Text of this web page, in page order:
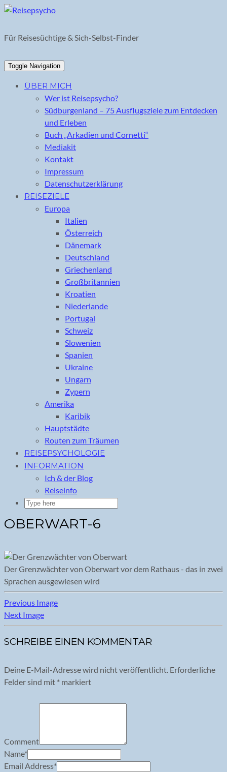
Skip
content
Für Reisesüchtige & Sich-Selbst-Finder
Toggle Navigation
ÜBER MICH
Wer ist Reisepsycho?
Südburgenland – 75 Ausflugsziele zum Entdecken
und Erleben
Buch „Arkadien und Cornetti“
Mediakit
Kontakt
Impressum
Datenschutzerklärung
REISEZIELE
Europa
Italien
Österreich
Dänemark
Deutschland
Griechenland
Großbritannien
Kroatien
Niederlande
Portugal
Schweiz
Slowenien
Spanien
Ukraine
Ungarn
Zypern
Amerika
Karibik
Hauptstädte
Routen zum Träumen
REISEPSYCHOLOGIE
INFORMATION
Ich & der Blog
Reiseinfo
OBERWART-6
Der Grenzwächter von Oberwart vor dem Rathaus - das in zwei
Sprachen ausgewiesen wird
Previous Image
Next Image
SCHREIBE EINEN KOMMENTAR
Deine E-Mail-Adresse wird nicht veröffentlicht. Erforderliche
Felder sind mit * markiert
Comment
Name*
Email Address*